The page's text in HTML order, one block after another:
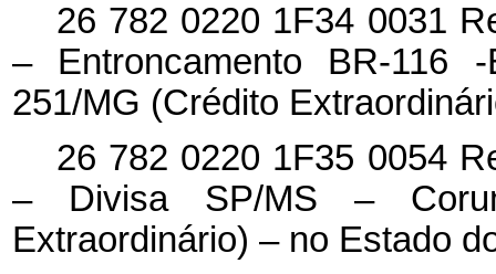
26 782 0220 1F34 0031
– Entroncamento BR-116
251/MG (Crédito
26 782 0220 1F35 0054
– Divisa SP/MS –
Extraordinário) – no Estado